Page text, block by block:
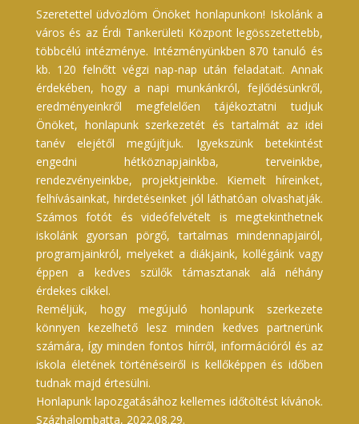
Szeretettel üdvözlöm Önöket honlapunkon! Iskolánk a
város és az Érdi Tankerületi Központ legösszetettebb,
többcélú intézménye. Intézményünkben 870 tanuló és
kb. 120 felnőtt végzi nap-nap után feladatait. Annak
érdekében, hogy a napi munkánkról, fejlődésünkről,
eredményeinkről megfelelően tájékoztatni tudjuk
Önöket, honlapunk szerkezetét és tartalmát az idei
tanév elejétől megújítjuk. Igyekszünk betekintést
engedni hétköznapjainkba, terveinkbe,
rendezvényeinkbe, projektjeinkbe. Kiemelt híreinket,
felhívásainkat, hirdetéseinket jól láthatóan olvashatják.
Számos fotót és videófelvételt is megtekinthetnek
iskolánk gyorsan pörgő, tartalmas mindennapjairól,
programjainkról, melyeket a diákjaink, kollégáink vagy
éppen a kedves szülők támasztanak alá néhány
érdekes cikkel.
Reméljük, hogy megújuló honlapunk szerkezete
könnyen kezelhető lesz minden kedves partnerünk
számára, így minden fontos hírről, információról és az
iskola életének történéseiről is kellőképpen és időben
tudnak majd értesülni.
Honlapunk lapozgatásához kellemes időtöltést kívánok.
Százhalombatta, 2022.08.29.